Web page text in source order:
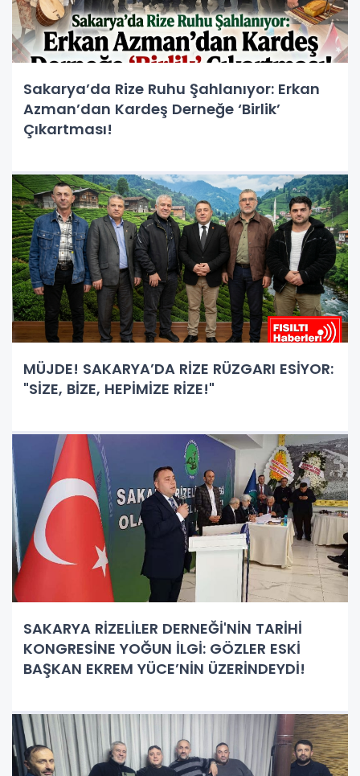
Sakarya’da Rize Ruhu Şahlanıyor: Erkan
Azman’dan Kardeş Derneğe ‘Birlik’
Çıkartması!
MÜJDE! SAKARYA’DA RİZE RÜZGARI ESİYOR:
"SİZE, BİZE, HEPİMİZE RİZE!"
SAKARYA RİZELİLER DERNEĞİ'NİN TARİHİ
KONGRESİNE YOĞUN İLGİ: GÖZLER ESKİ
BAŞKAN EKREM YÜCE’NİN ÜZERİNDEYDİ!